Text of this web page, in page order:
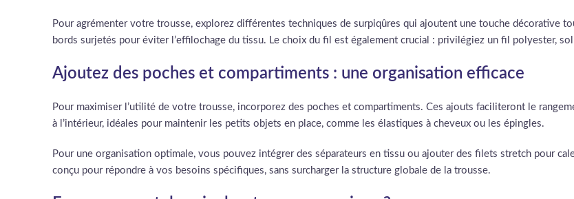
Pour agrémenter votre trousse, explorez différentes techniques de surpiqûres qui ajoutent une touche décorative
bords surjetés pour éviter l’effilochage du tissu. Le choix du fil est également crucial : privilégiez un fil polyester,
Ajoutez des poches et compartiments : une organisation efficace
Pour maximiser l’utilité de votre trousse, incorporez des poches et compartiments. Ces ajouts faciliteront le
à l’intérieur, idéales pour maintenir les petits objets en place, comme les élastiques à cheveux ou les épingles.
Pour une organisation optimale, vous pouvez intégrer des séparateurs en tissu ou ajouter des filets stretch pour
conçu pour répondre à vos besoins spécifiques, sans surcharger la structure globale de la trousse.